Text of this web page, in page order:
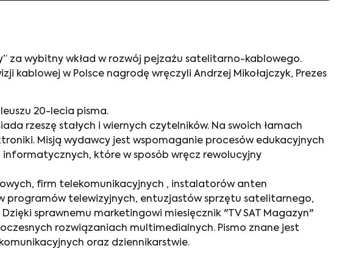
za wybitny wkład w rozwój pejzażu satelitarno-kablowego.
kablowej w Polsce nagrodę wręczyli Andrzej Mikołajczyk, Prezes
20-lecia pisma.
rzeszę stałych i wiernych czytelników. Na swoich łamach
Misją wydawcy jest wspomaganie procesów edukacyjnych
które w sposób wręcz rewolucyjny
firm telekomunikacyjnych , instalatorów anten
telewizyjnych, entuzjastów sprzętu satelitarnego,
sprawnemu marketingowi miesięcznik "TV SAT Magazyn"
rozwiązaniach multimedialnych. Pismo znane jest
oraz dziennikarstwie.